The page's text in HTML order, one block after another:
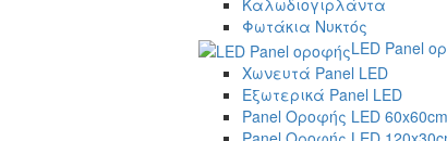
Καλωδιογιρλάντα
Φωτάκια Νυκτός
LED Panel
Χωνευτά Panel LED
Εξωτερικά Panel LED
Panel Οροφής LED 60x60cm